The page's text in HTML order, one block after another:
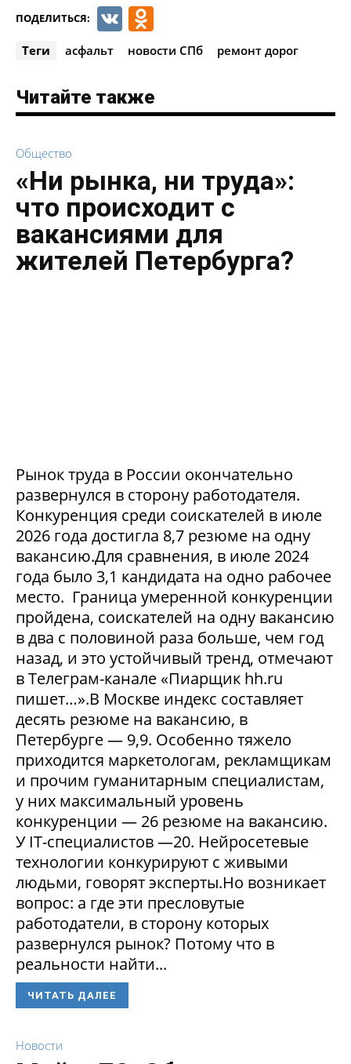
ПОДЕЛИТЬСЯ: VK
Теги асфальт новости СПб ремонт дорог
Читайте также
Общество
«Ни рынка, ни труда»:
что происходит с
вакансиями для
жителей Петербурга?
Рынок труда в России окончательно
развернулся в сторону работодателя.
Конкуренция среди соискателей в июле
2026 года достигла 8,7 резюме на одну
вакансию.Для сравнения, в июле 2024
года было 3,1 кандидата на одно рабочее
место. Граница умеренной конкуренции
пройдена, соискателей на одну вакансию
в два с половиной раза больше, чем год
назад, и это устойчивый тренд, отмечают
в Телеграм-канале «Пиарщик hh.ru
пишет…».В Москве индекс составляет
десять резюме на вакансию, в
Петербурге — 9,9. Особенно тяжело
приходится маркетологам, рекламщикам
и прочим гуманитарным специалистам,
у них максимальный уровень
конкуренции — 26 резюме на вакансию.
У IT-специалистов —20. Нейросетевые
технологии конкурируют с живыми
людьми, говорят эксперты.Но возникает
вопрос: а где эти пресловутые
работодатели, в сторону которых
развернулся рынок? Потому что в
реальности найти...
ЧИТАТЬ ДАЛЕЕ
Новости